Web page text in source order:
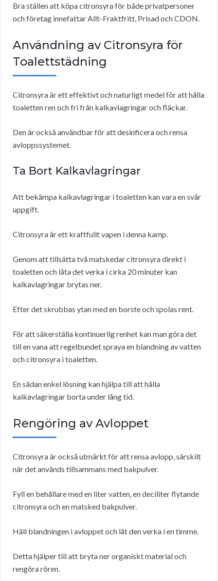
Bra ställen att köpa citronsyra för både privatpersoner
och företag innefattar Allt-Fraktfritt, Prisad och CDON.
Användning av Citronsyra för
Toalettstädning
Citronsyra är ett effektivt och naturligt medel för att hålla
toaletten ren och fri från kalkavlagringar och fläckar.
Den är också användbar för att desinficera och rensa
avloppssystemet.
Ta Bort Kalkavlagringar
Att bekämpa kalkavlagringar i toaletten kan vara en svår
uppgift.
Citronsyra är ett kraftfullt vapen i denna kamp.
Genom att tillsätta två matskedar citronsyra direkt i
toaletten och låta det verka i cirka 20 minuter kan
kalkavlagringar brytas ner.
Efter det skrubbas ytan med en borste och spolas rent.
För att säkerställa kontinuerlig renhet kan man göra det
till en vana att regelbundet spraya en blandning av vatten
och citronsyra i toaletten.
En sådan enkel lösning kan hjälpa till att hålla
kalkavlagringar borta under lång tid.
Rengöring av Avloppet
Citronsyra är också utmärkt för att rensa avlopp, särskilt
när det används tillsammans med bakpulver.
Fyll en behållare med en liter vatten, en deciliter flytande
citronsyra och en matsked bakpulver.
Häll blandningen i avloppet och låt den verka i en timme.
Detta hjälper till att bryta ner organiskt material och
rengöra rören.